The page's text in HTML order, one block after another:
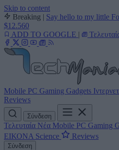
Skip to content
Breaking | Say hello to my little
$12.560
ADD TO GOOGLE |
Mobile PC Gaming Gadgets Ιντερνετ
Reviews
Σύνδεση
Τελευταία Νέα Mobile PC Gaming
ΕΙΚΟΝΑ Science Reviews
Σύνδεση